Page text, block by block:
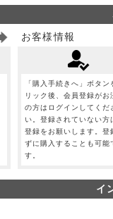
お客様情報
「購入手続きへ」ボタン
リック後、会員登録がお
の方はログインしてくだ
い。登録されていない方
登録をお願いします。登
ずに購入することも可能
す。
イ